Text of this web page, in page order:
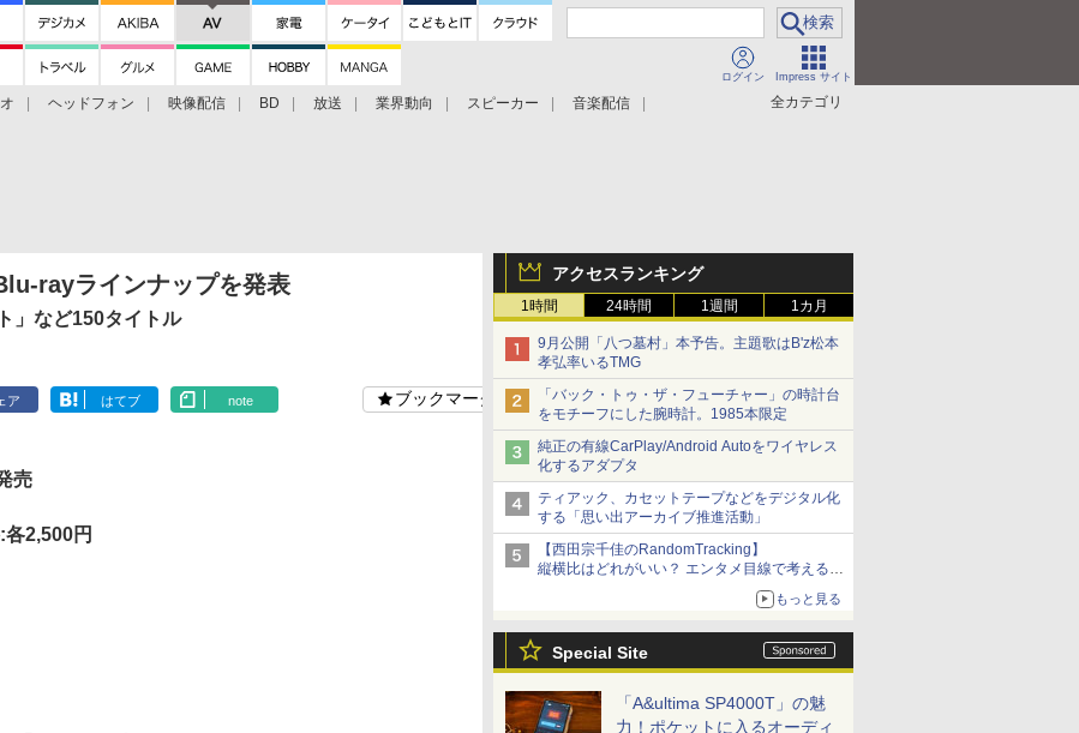
ログイン Impress サイト
全カテゴリ
ヘッドフォン 映像配信 BD 放送 業界動向 スピーカー
音楽配信
アクセスランキング
1時間 24時間 1週間 1カ月
9月公開「八つ墓村」本予告。主題歌はB'z松本
孝弘率いるTMG
「バック・トゥ・ザ・フューチャー」の時計台
をモチーフにした腕時計。1985本限定
純正の有線CarPlay/Android Autoをワイヤレス
化するアダプタ
ティアック、カセットテープなどをデジタル化
する「思い出アーカイブ推進活動」
【西田宗千佳のRandomTracking】
縦横比はどれがいい？ エンタメ目線で考える、
もっと見る
Special Site
「A&ultima SP4000T」の魅
力！ポケットに入るオーディ
rayラインナップを発表
」など150タイトル
ア はてブ note ブックマーク
売
2,500円